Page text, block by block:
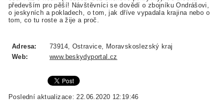
především pro pěší! Návštěvníci se dovědí o zbojníku Ondrášovi,
o jeskyních a pokladech, o tom, jak dříve vypadala krajina nebo o
tom, co tu roste a žije a proč.
Adresa:
73914, Ostravice, Moravskoslezský kraj
Web:
www.beskydyportal.cz
Poslední aktualizace: 22.06.2020 12:19:46